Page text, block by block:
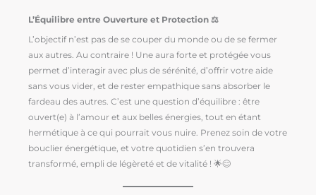
L’Équilibre entre Ouverture et Protection ⚖️
L’objectif n’est pas de se couper du monde ou de se fermer
aux autres. Au contraire ! Une aura forte et protégée vous
permet d’interagir avec plus de sérénité, d’offrir votre aide
sans vous vider, et de rester empathique sans absorber le
fardeau des autres. C’est une question d’équilibre : être
ouvert(e) à l’amour et aux belles énergies, tout en étant
hermétique à ce qui pourrait vous nuire. Prenez soin de votre
bouclier énergétique, et votre quotidien s’en trouvera
transformé, empli de légèreté et de vitalité ! 🌟😊